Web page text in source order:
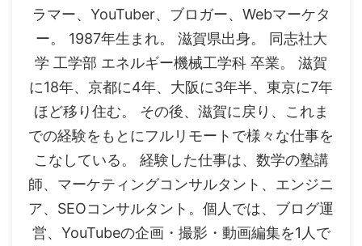
ラマー、YouTuber、ブロガー、Webマーケタ
ー。 1987年生まれ。 滋賀県出身。 同志社大
学 工学部 エネルギー機械工学科 卒業。 滋賀
に18年、京都に4年、大阪に3年半、東京に7年
ほど移り住む。 その後、滋賀に戻り、これま
での経験をもとにフルリモートで様々な仕事を
こなしている。 経験した仕事は、数学の塾講
師、マーケティングコンサルタント、エンジニ
ア、SEOコンサルタント。個人では、ブログ運
営、YouTubeの企画・撮影・動画編集を1人で